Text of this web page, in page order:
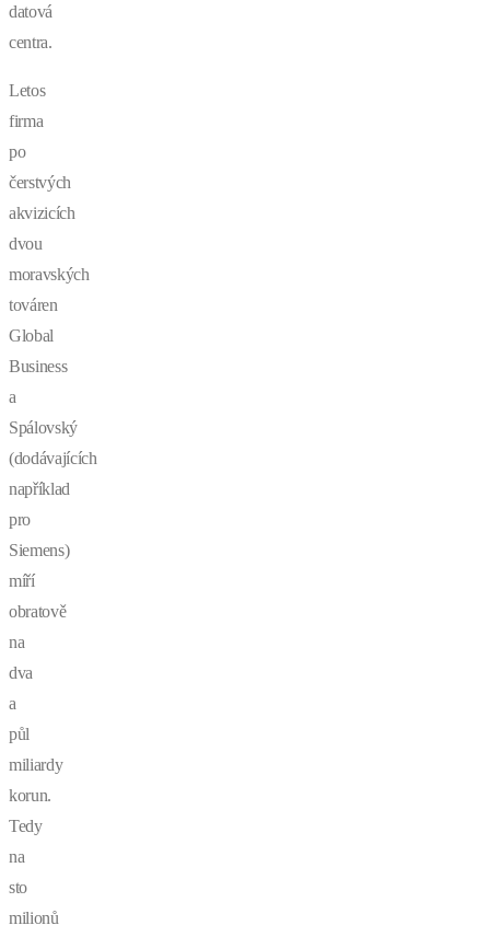
datová
centra.
Letos
firma
po
čerstvých
akvizicích
dvou
moravských
továren
Global
Business
a
Spálovský
(dodávajících
například
pro
Siemens)
míří
obratově
na
dva
a
půl
miliardy
korun.
Tedy
na
sto
milionů